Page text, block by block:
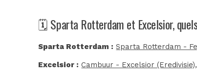
🗓️ Sparta Rotterdam et Excelsior,
Sparta Rotterdam : Sparta Rotterdam -
Excelsior : Cambuur - Excelsior (Eredivisie)